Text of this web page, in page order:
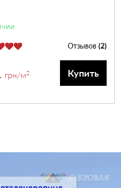
Отзывов (2)
грн/м2 Купить